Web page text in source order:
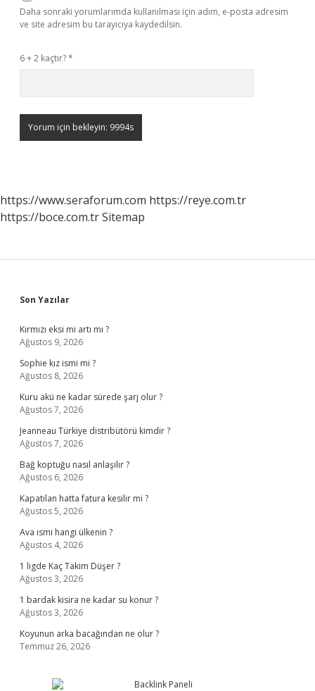
Daha sonraki yorumlarımda kullanılması için adım, e-posta adresim
ve site adresim bu tarayıcıya kaydedilsin.
6 + 2 kaçtır?*
https://www.seraforum.com https://reye.com.tr
https://boce.com.trSitemap
Sidebar
Son Yazılar
Kırmızı eksi mi artı mı ?
Ağustos 9, 2026
Sophie kız ismi mi ?
Ağustos 8, 2026
Kuru akü ne kadar sürede şarj olur ?
Ağustos 7, 2026
Jeanneau Türkiye distribütörü kimdir ?
Ağustos 7, 2026
Bağ koptuğu nasıl anlaşılır ?
Ağustos 6, 2026
Kapatılan hatta fatura kesilir mi ?
Ağustos 5, 2026
Ava ismi hangi ülkenin ?
Ağustos 4, 2026
1 ligde Kaç Takim Düşer ?
Ağustos 3, 2026
1 bardak kisira ne kadar su konur ?
Ağustos 3, 2026
Koyunun arka bacağından ne olur ?
Temmuz 26, 2026